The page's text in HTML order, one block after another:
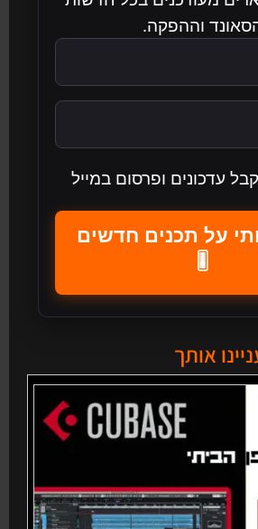
וההפקה.
עדכונים ופרסום במייל
על תכנים חדשים
🎚️
אותך